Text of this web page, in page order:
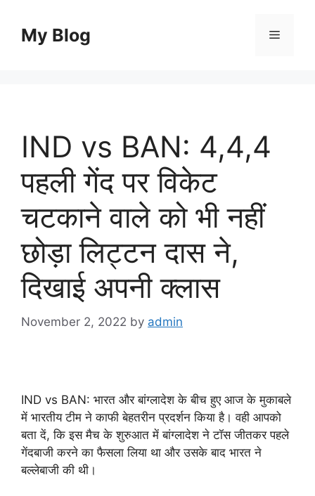
contentMy Blog Menu
IND vs BAN: 4,4,4
पहली गेंद पर विकेट
चटकाने वाले को भी नहीं
छोड़ा लिट्टन दास ने,
दिखाई अपनी क्लास
November 2, 2022 by admin
IND vs BAN: भारत और बांग्लादेश के बीच हुए आज के मुकाबले
में भारतीय टीम ने काफी बेहतरीन प्रदर्शन किया है। वही आपको
बता दें, कि इस मैच के शुरुआत में बांग्लादेश ने टॉस जीतकर पहले
गेंदबाजी करने का फैसला लिया था और उसके बाद भारत ने
बल्लेबाजी की थी।